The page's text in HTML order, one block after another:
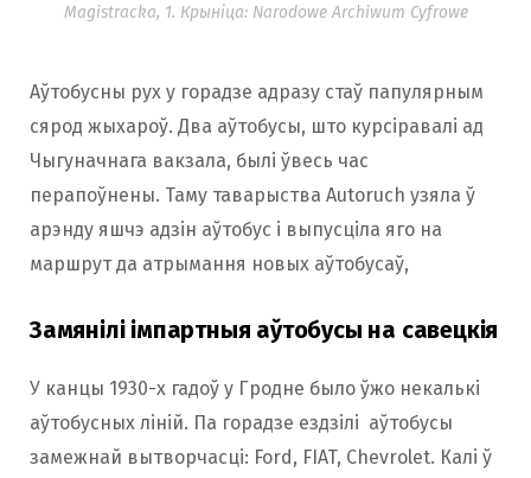
Magistracka, 1. Крыніца: Narodowe Archiwum Cyfrowe
Аўтобусны рух у горадзе адразу стаў папулярным
сярод жыхароў. Два аўтобусы, што курсіравалі ад
Чыгуначнага вакзала, былі ўвесь час
перапоўнены. Таму таварыства Autoruch узяла ў
арэнду яшчэ адзін аўтобус і выпусціла яго на
маршрут да атрымання новых аўтобусаў,
Замянілі імпартныя аўтобусы на савецкія
У канцы 1930-х гадоў у Гродне было ўжо некалькі
аўтобусных ліній. Па горадзе ездзілі аўтобусы
замежнай вытворчасці: Ford, FIAT, Chevrolet. Калі ў